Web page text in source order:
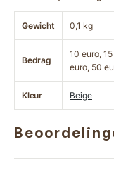
Gewicht 0,1 kg
Bedrag
10 euro,
euro, 50
Kleur Beige